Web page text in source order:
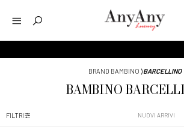
BRAND BAMBINO ⟩BARCELLINO
BAMBINO
FILTRI